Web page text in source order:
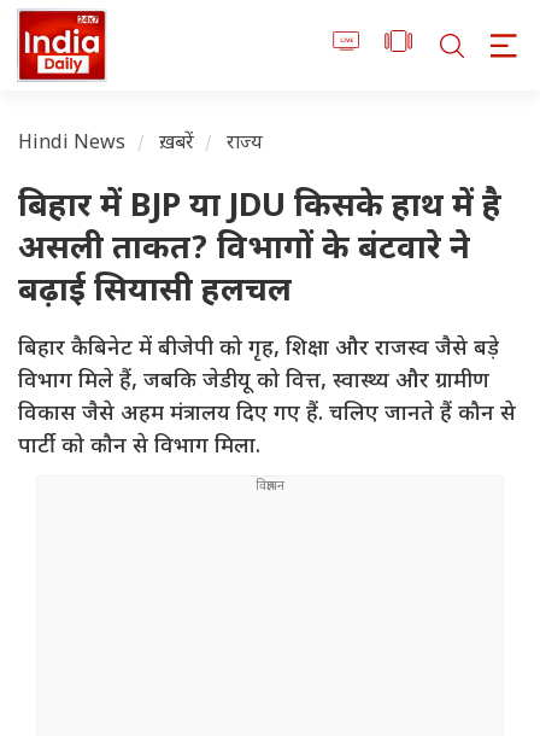
Hindi News ख़बरें राज्य
बिहार में BJP या JDU किसके हाथ में है
असली ताकत? विभागों के बंटवारे ने
बढ़ाई सियासी हलचल
बिहार कैबिनेट में बीजेपी को गृह, शिक्षा और राजस्व जैसे बड़े
विभाग मिले हैं, जबकि जेडीयू को वित्त, स्वास्थ्य और ग्रामीण
विकास जैसे अहम मंत्रालय दिए गए हैं. चलिए जानते हैं कौन से
पार्टी को कौन से विभाग मिला.